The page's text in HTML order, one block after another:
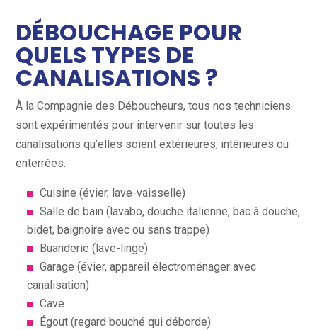
DÉBOUCHAGE POUR
QUELS TYPES DE
CANALISATIONS ?
À la Compagnie des Déboucheurs, tous nos techniciens
sont expérimentés pour intervenir sur toutes les
canalisations qu’elles soient extérieures, intérieures ou
enterrées.
Cuisine (évier, lave-vaisselle)
Salle de bain (lavabo, douche italienne, bac à douche,
bidet, baignoire avec ou sans trappe)
Buanderie (lave-linge)
Garage (évier, appareil électroménager avec
canalisation)
Cave
Égout (regard bouché qui déborde)